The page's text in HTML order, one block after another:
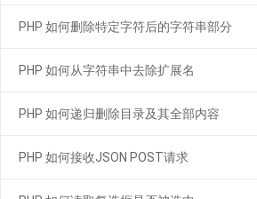
PHP 如何删除特定字符后的字符串部分
PHP 如何从字符串中去除扩展名
PHP 如何递归删除目录及其全部内容
PHP 如何接收JSON POST请求